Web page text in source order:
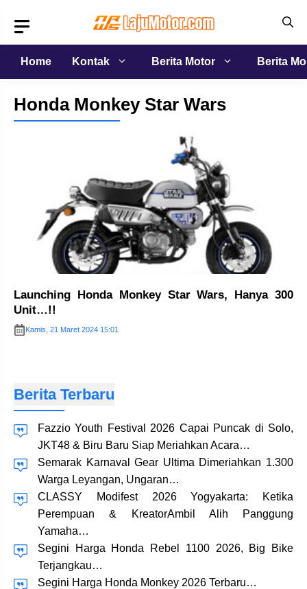
isi
Home
Kontak Berita Motor Berita
Honda Monkey Star Wars
Launching Honda Monkey Star Wars, Hanya 300
Unit…!!
Kamis, 21 Maret 2024 15:01
Berita Terbaru
Fazzio Youth Festival 2026 Capai Puncak di Solo,
JKT48 & Biru Baru Siap Meriahkan Acara…
Semarak Karnaval Gear Ultima Dimeriahkan 1.300
Warga Leyangan, Ungaran…
CLASSY Modifest 2026 Yogyakarta: Ketika
Perempuan & KreatorAmbil Alih Panggung
Yamaha…
Segini Harga Honda Rebel 1100 2026, Big Bike
Terjangkau…
Segini Harga Honda Monkey 2026 Terbaru…